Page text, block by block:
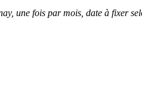
une fois par mois, date à fixer